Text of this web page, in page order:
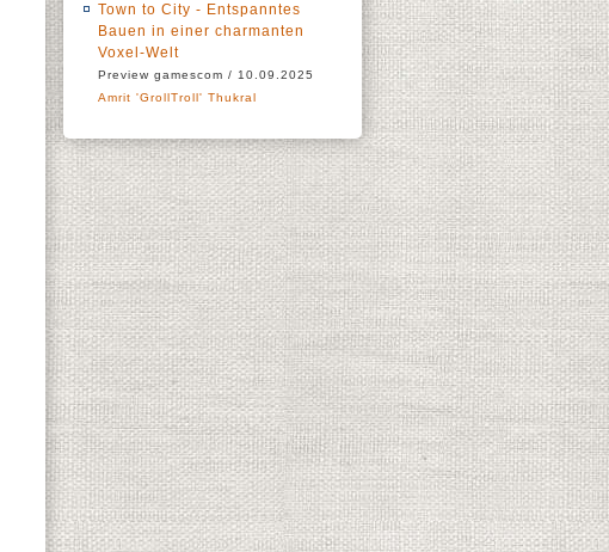
Town to City - Entspanntes
Bauen in einer charmanten
Voxel-Welt
Preview gamescom / 10.09.2025
Amrit 'GrollTroll' Thukral